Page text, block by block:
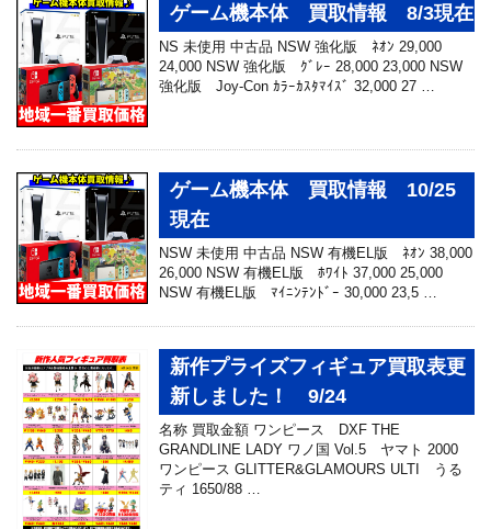
ゲーム機本体 買取情報 8/3現在
NS 未使用 中古品 NSW 強化版 ﾈｵﾝ 29,000
24,000 NSW 強化版 ｸﾞﾚｰ 28,000 23,000 NSW
強化版 Joy-Con ｶﾗｰｶｽﾀﾏｲｽﾞ 32,000 27 …
ゲーム機本体 買取情報 10/25
現在
NSW 未使用 中古品 NSW 有機EL版 ﾈｵﾝ 38,000
26,000 NSW 有機EL版 ﾎﾜｲﾄ 37,000 25,000
NSW 有機EL版 ﾏｲﾆﾝﾃﾝﾄﾞｰ 30,000 23,5 …
新作プライズフィギュア買取表更
新しました！ 9/24
名称 買取金額 ワンピース DXF THE
GRANDLINE LADY ワノ国 Vol.5 ヤマト 2000
ワンピース GLITTER&GLAMOURS ULTI うる
ティ 1650/88 …